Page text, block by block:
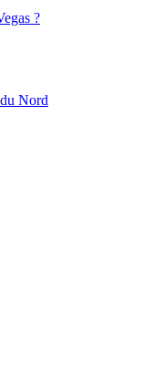
?
Nord